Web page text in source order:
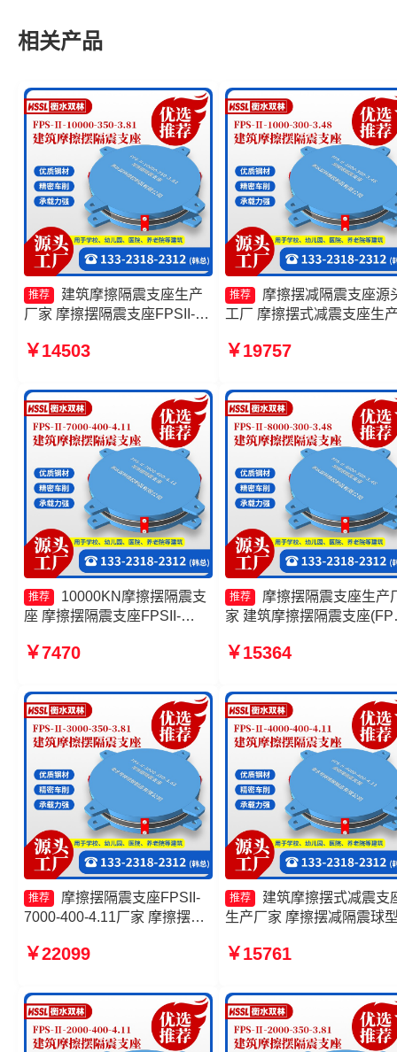
相关产品
推荐
建筑摩擦隔震支座生产
厂家 摩擦摆隔震支座FPSII-
摆支座厂家 建筑摩擦摆隔振支
￥14503
推荐
摩擦摆减隔震支座源
工厂 摩擦摆式减震支座生
6000-350-3.81源头工厂 摩
￥19757
推荐
10000KN摩擦摆隔震支
座 摩擦摆隔震支座FPSII-
格 摩擦摆隔震支座FPS-
￥7470
推荐
摩擦摆隔震支座生产
家 建筑摩擦摆隔震支座
10000KN摩擦摆隔震支座
￥15364
推荐
摩擦摆隔震支座FPSII-
7000-400-4.11厂家 摩擦摆隔
摩擦摆隔震支座FPS-Ⅱ-8000-
FPSII-10000-300-3.48生产厂
家
￥22099
推荐
建筑摩擦摆式减震支
生产厂家 摩擦摆减隔震球
FPSII-7000-400-4.11源头
1000-350-3.81生产厂家
￥15761